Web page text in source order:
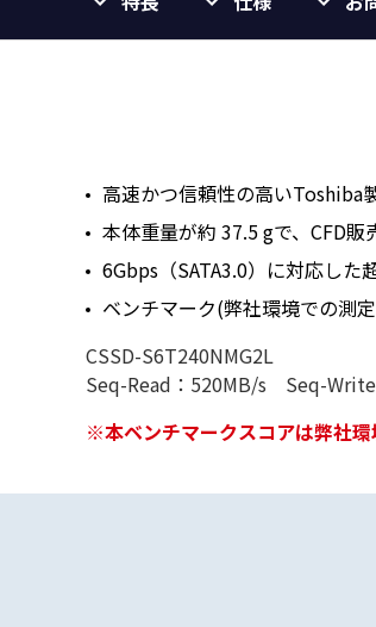
高速かつ信頼性の高いToshiba
本体重量が約 37.5 gで、CFD販
6Gbps（SATA3.0）に対応した
ベンチマーク(弊社環境での測定
CSSD-S6T240NMG2L
Seq-Read：520MB/s Seq-
※本ベンチマークスコアは弊社環